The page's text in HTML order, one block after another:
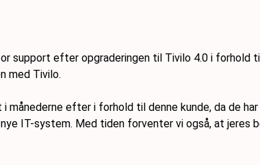
support efter opgraderingen til Tivilo 4.0 i forhold
med Tivilo.
efter i forhold til denne kunde, da de har
IT-system. Med tiden forventer vi også, at jeres